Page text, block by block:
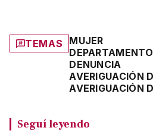
TEMAS
MUJER
DENUNCIA
AVERIGUACIÓN
AVERIGUACIÓN
Seguí leyendo